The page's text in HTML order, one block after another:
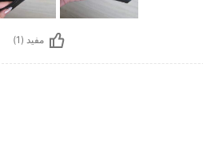
مفيد (1)